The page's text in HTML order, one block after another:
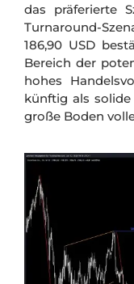
das präferierte
Turnaround-
186,90 USD
Bereich der
hohes
künftig als
große Boden